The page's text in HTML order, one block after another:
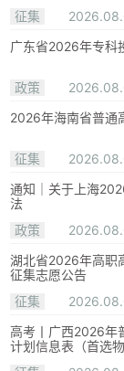
征集
广东省2026年专科
政策
2026年海南省普通
征集
通知｜关于上海
法
政策
湖北省2026年高职
征集志愿公告
征集
高考丨广西2026年
计划信息表（首选物